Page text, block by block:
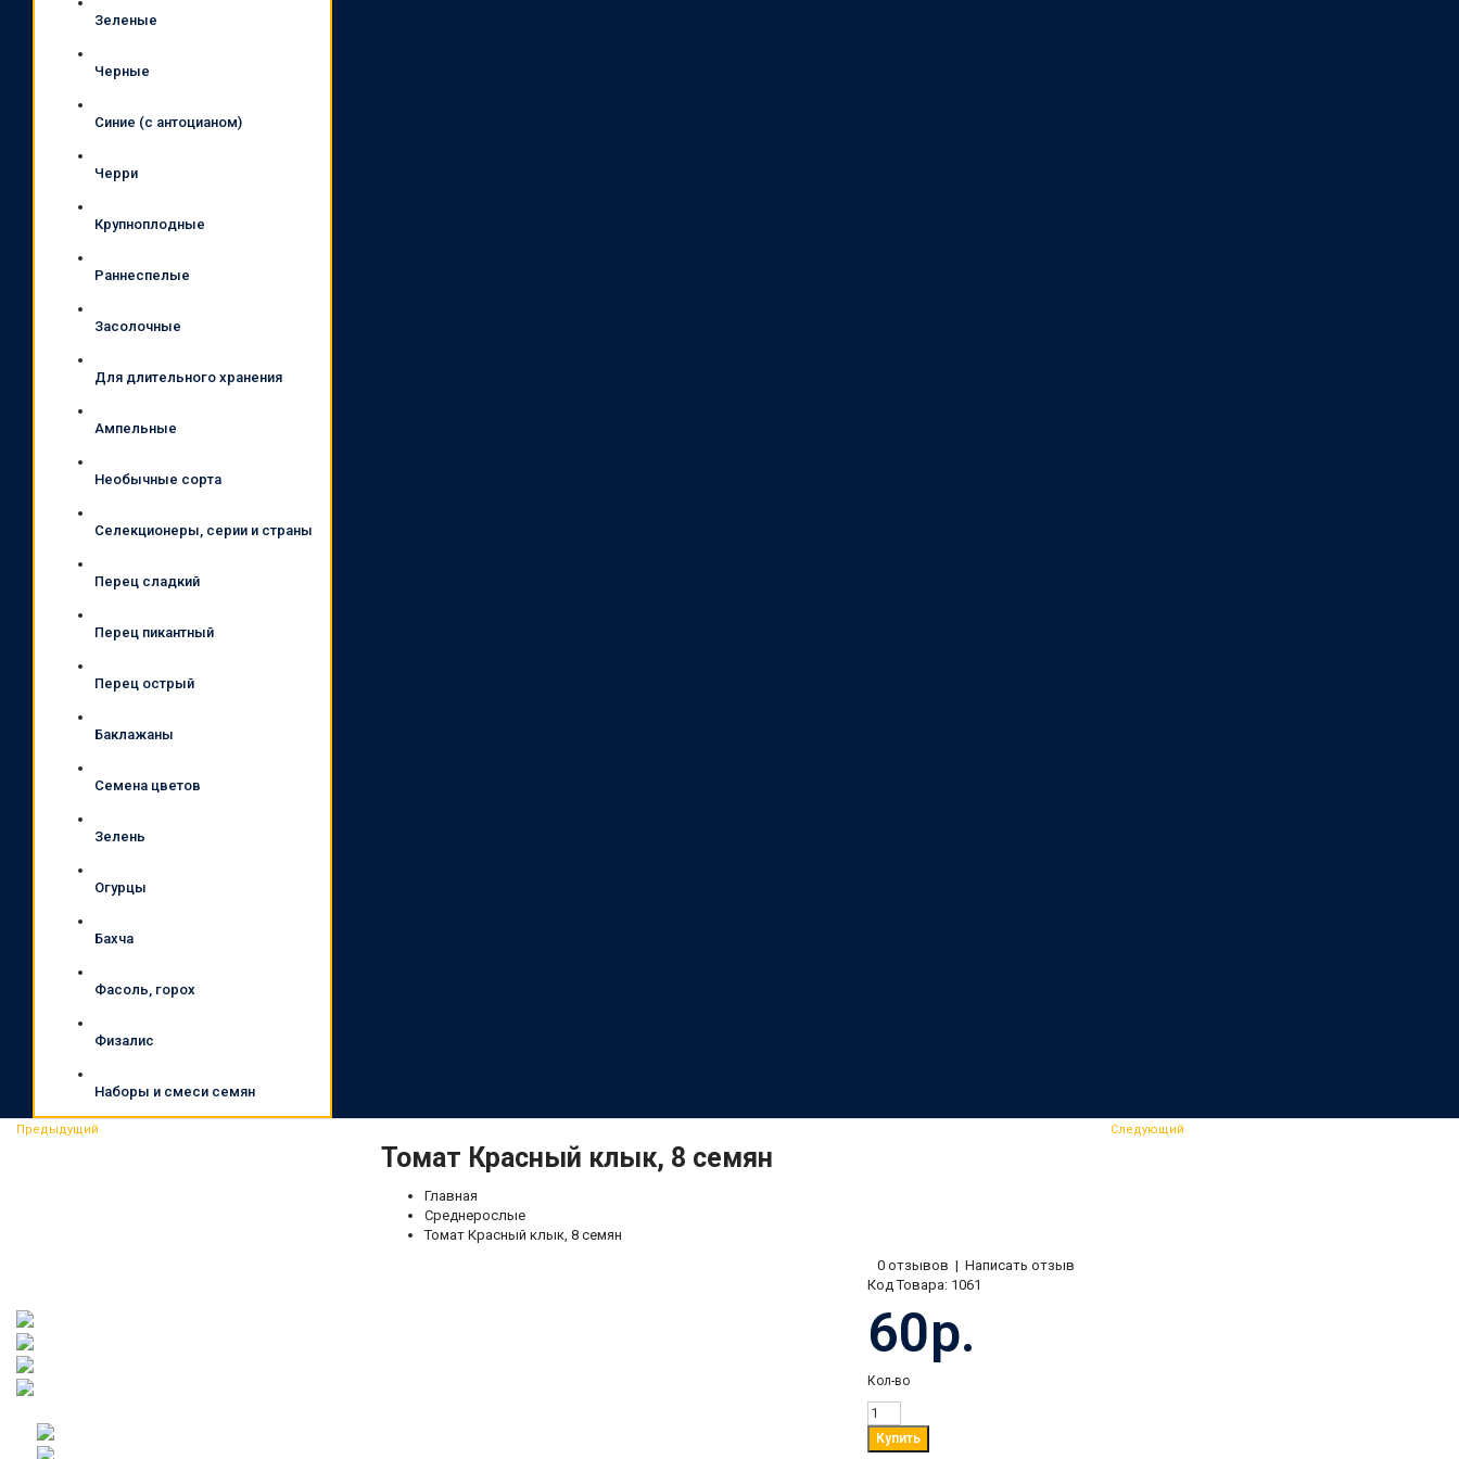
Зеленые
Черные
Синие (с антоцианом)
Черри
Крупноплодные
Раннеспелые
Засолочные
Для длительного хранения
Ампельные
Необычные сорта
Селекционеры, серии и страны
Перец сладкий
Перец пикантный
Перец острый
Баклажаны
Семена цветов
Зелень
Огурцы
Бахча
Фасоль, горох
Физалис
Наборы и смеси семян
Предыдущий
Томат Красный клык, 8 семян
Главная
Среднерослые
Томат Красный клык, 8 семян
Следующий
0 отзывов | Написать отзыв
Код Товара: 1061
60р.
Кол-во